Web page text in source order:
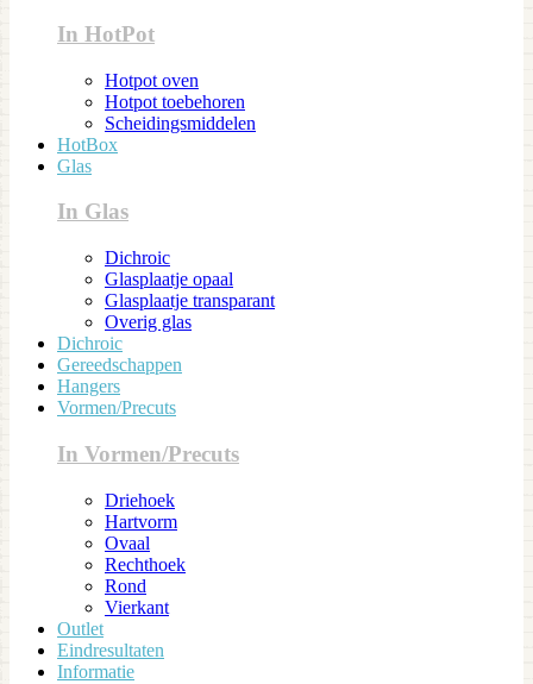
In HotPot
Hotpot oven
Hotpot toebehoren
Scheidingsmiddelen
HotBox
Glas
In Glas
Dichroic
Glasplaatje opaal
Glasplaatje transparant
Overig glas
Dichroic
Gereedschappen
Hangers
Vormen/Precuts
In Vormen/Precuts
Driehoek
Hartvorm
Ovaal
Rechthoek
Rond
Vierkant
Outlet
Eindresultaten
Informatie